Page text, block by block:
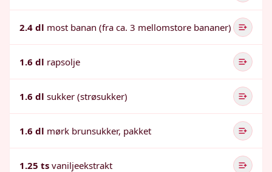
2.4 dl most banan (fra ca. 3 mellomstore bananer)
1.6 dl rapsolje
1.6 dl sukker (strøsukker)
1.6 dl mørk brunsukker, pakket
1.25 ts vaniljeekstrakt